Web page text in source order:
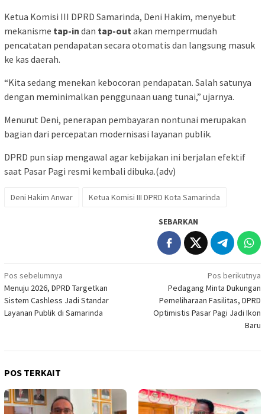
Ketua Komisi III DPRD Samarinda, Deni Hakim, menyebut
mekanisme tap-in dan tap-outakan mempermudah
pencatatan pendapatan secara otomatis dan langsung masuk
ke kas daerah.
“Kita sedang menekan kebocoran pendapatan. Salah satunya
dengan meminimalkan penggunaan uang tunai,” ujarnya.
Menurut Deni, penerapan pembayaran nontunai merupakan
bagian dari percepatan modernisasi layanan publik.
DPRD pun siap mengawal agar kebijakan ini berjalan efektif
saat Pasar Pagi resmi kembali dibuka.(adv)
Deni Hakim Anwar Ketua Komisi III DPRD Kota Samarinda
SEBARKAN
Navigasi
pos
Pos sebelumnya
Menuju 2026, DPRD Targetkan
Sistem Cashless Jadi Standar
Layanan Publik di Samarinda
Pos berikutnya
Pedagang Minta Dukungan
Pemeliharaan Fasilitas, DPRD
Optimistis Pasar Pagi Jadi Ikon
Baru
POS TERKAIT